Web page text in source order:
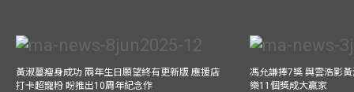
黃淑蔓瘦身成功 兩年生日願望終有更新版 應援店
打卡超寵粉 盼推出10周年紀念作
馮允謙捧7獎 與雲浩影
樂11個獎成大贏家